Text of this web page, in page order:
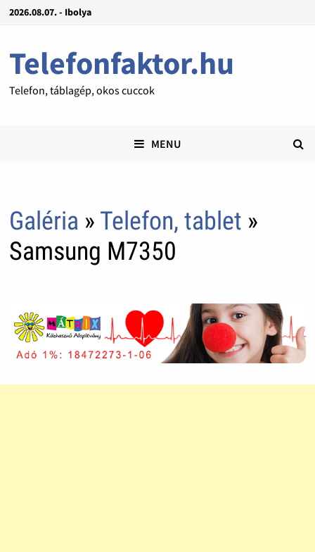
2026.08.07. - Ibolya
Telefonfaktor.hu
Telefon, táblagép, okos cuccok
MENU
Galéria » Telefon, tablet »
Samsung M7350